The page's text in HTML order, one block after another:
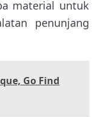
material untuk
penunjang
Go Find